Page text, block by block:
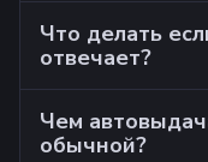
Что делать
отвечает?
Чем
обычной?